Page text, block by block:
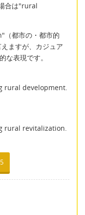
合は"rural
都市の・都市的
ますが、カジュア
表現です。
rural development.
rural revitalization.